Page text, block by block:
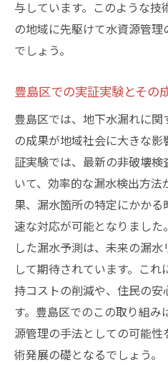
与しています。このような
の地域に先駆けて水資源管
でしょう。
豊島区での実証実験とその
豊島区では、地下水漏れに
の成果が地域社会に大きな
証実験では、最新の非破壊
いて、効率的な漏水検出方
果、漏水箇所の特定にかか
速な対応が可能となりまし
した漏水予測は、未来の漏
して期待されています。こ
持コストの削減や、住民の
す。豊島区でのこの取り組
源管理の手法としての可能
術発展の礎となるでしょう。